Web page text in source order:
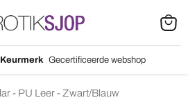
Gecertificeerde webshop
cart
- PU Leer - Zwart/Blauw